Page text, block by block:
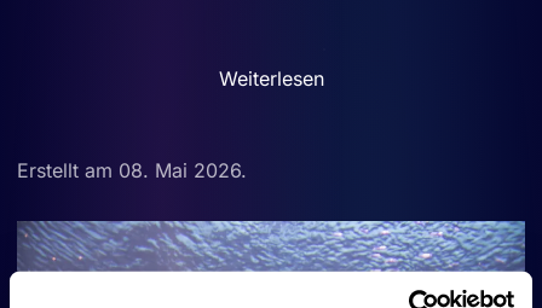
Weiterlesen
Erstellt am 08. Mai 2026.